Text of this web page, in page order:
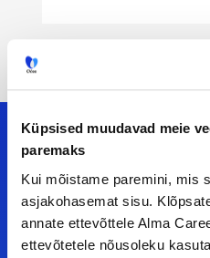
Küpsised muudavad meie
paremaks
Kui mõistame paremini, mis
asjakohasemat sisu.
annate ettevõttele Alma
ettevõtetele nõusoleku
Tööelublogi.ee lehelt